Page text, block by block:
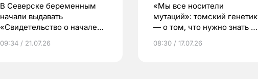
В Северске беременным
начали выдавать
«Свидетельство о начале
09:34 / 21.07.26
«Мы все носители
мутаций»: томский генетик
— о том, что нужно знать до
08:30 / 17.07.26